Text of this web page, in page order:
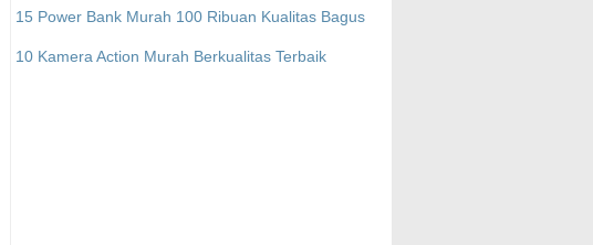
15 Power Bank Murah 100 Ribuan Kualitas Bagus
10 Kamera Action Murah Berkualitas Terbaik